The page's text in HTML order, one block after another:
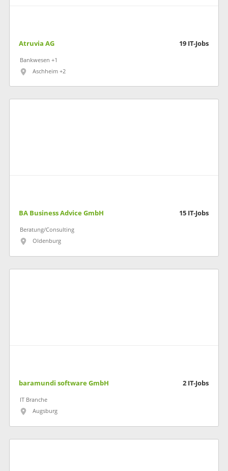
Atruvia AG 19 IT-Jobs
Bankwesen +1
Aschheim +2
BA Business Advice GmbH 15 IT-Jobs
Beratung/Consulting
Oldenburg
baramundi software GmbH 2 IT-Jobs
IT Branche
Augsburg